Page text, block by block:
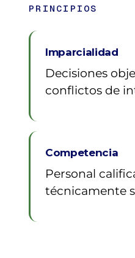
PRINCIPIOS
Imparcialidad
Decisiones
conflictos de
Competencia
Personal
técnicamente